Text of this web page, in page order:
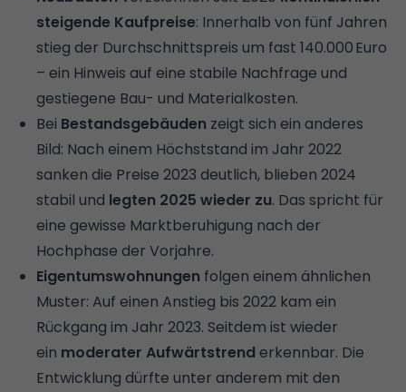
steigende Kaufpreise: Innerhalb von fünf Jahren
stieg der Durchschnittspreis um fast 140.000 Euro
– ein Hinweis auf eine stabile Nachfrage und
gestiegene Bau- und Materialkosten.
Bei Bestandsgebäuden zeigt sich ein anderes
Bild: Nach einem Höchststand im Jahr 2022
sanken die Preise 2023 deutlich, blieben 2024
stabil und legten 2025 wieder zu. Das spricht für
eine gewisse Marktberuhigung nach der
Hochphase der Vorjahre.
Eigentumswohnungen folgen einem ähnlichen
Muster: Auf einen Anstieg bis 2022 kam ein
Rückgang im Jahr 2023. Seitdem ist wieder
ein moderater Aufwärtstrend erkennbar. Die
Entwicklung dürfte unter anderem mit den